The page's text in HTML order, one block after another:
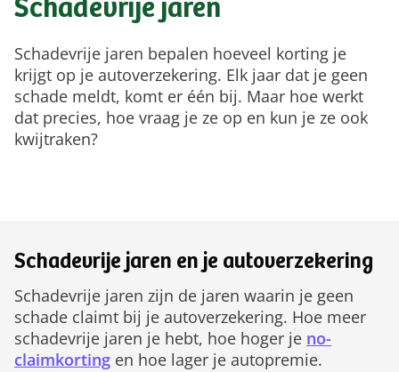
Schadevrije jaren
Schadevrije jaren bepalen hoeveel korting je
krijgt op je autoverzekering. Elk jaar dat je geen
schade meldt, komt er één bij. Maar hoe werkt
dat precies, hoe vraag je ze op en kun je ze ook
kwijtraken?
Schadevrije jaren en je autoverzekering
Schadevrije jaren zijn de jaren waarin je geen
schade claimt bij je autoverzekering. Hoe meer
schadevrije jaren je hebt, hoe hoger je no-
claimkorting en hoe lager je autopremie.